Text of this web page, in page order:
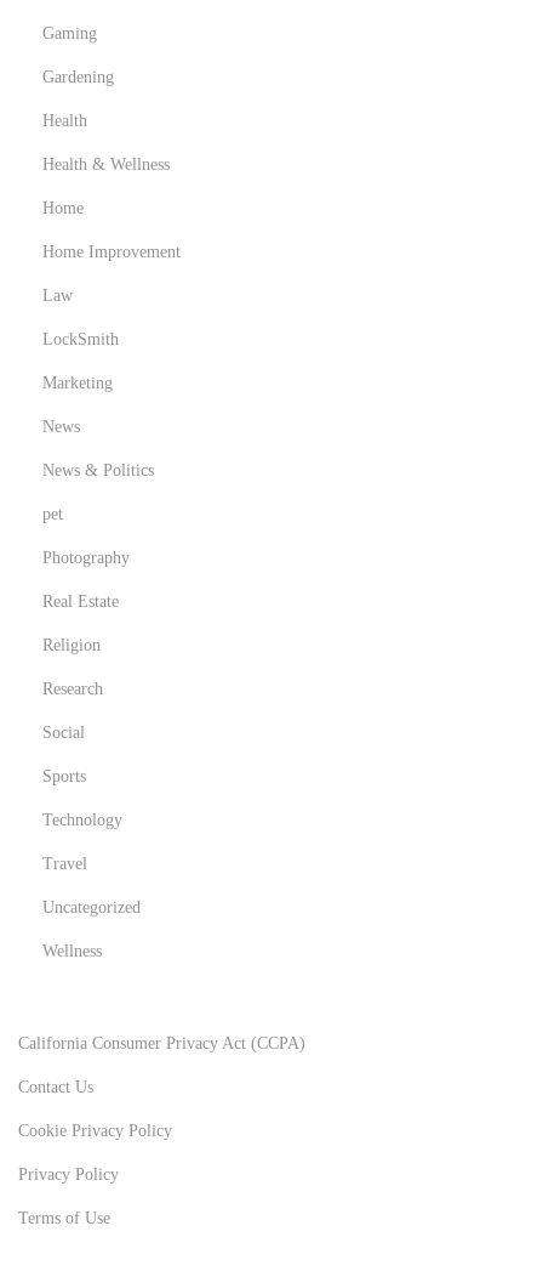
Gaming
Gardening
Health
Health & Wellness
Home
Home Improvement
Law
LockSmith
Marketing
News
News & Politics
pet
Photography
Real Estate
Religion
Research
Social
Sports
Technology
Travel
Uncategorized
Wellness
California Consumer Privacy Act (CCPA)
Contact Us
Cookie Privacy Policy
Privacy Policy
Terms of Use